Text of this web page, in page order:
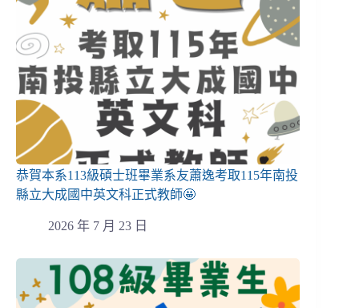
恭賀本系113級碩士班畢業系友蕭逸考取115年南投
縣立大成國中英文科正式教師🤩
2026 年 7 月 23 日